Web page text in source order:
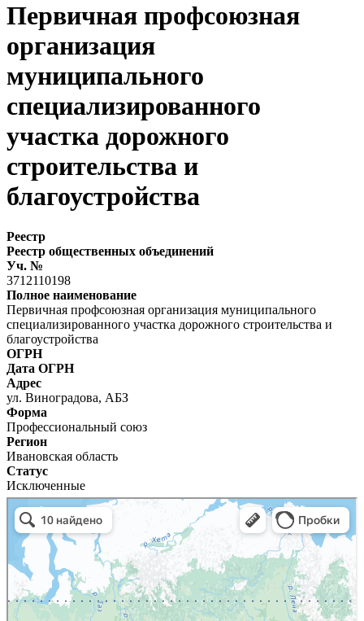
Первичная профсоюзная
организация
муниципального
специализированного
участка дорожного
строительства и
благоустройства
Реестр
Реестр общественных объединений
Уч. №
3712110198
Полное наименование
Первичная профсоюзная организация муниципального
специализированного участка дорожного строительства и
благоустройства
ОГРН
Дата ОГРН
Адрес
ул. Виноградова, АБЗ
Форма
Профессиональный союз
Регион
Ивановская область
Статус
Исключенные